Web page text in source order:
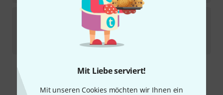
Mit Liebe serviert!
Mit unseren Cookies möchten wir Ihnen ein
DiMarzioCheetah Strap DD3310CH
Sofort lieferbar
Kostenloser Versand ab 29 €
Alle Preise inkl. MwSt.